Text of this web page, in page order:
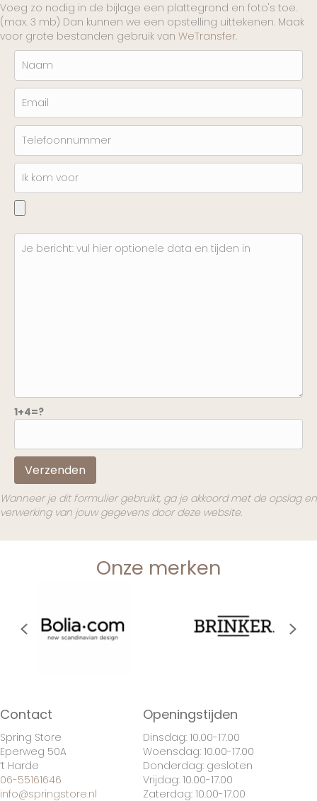
Voeg zo nodig in de bijlage een plattegrond en foto's toe.
(max. 3 mb) Dan kunnen we een opstelling uittekenen. Maak
voor grote bestanden gebruik van WeTransfer.
1+4=?
Wanneer je dit formulier gebruikt, ga je akkoord met de opslag en
verwerking van jouw gegevens door deze website.
Onze merken
Previous
Contact
Spring Store
Eperweg 50A
’t Harde
06-55161646
info@springstore.nl
Openingstijden
Dinsdag: 10.00-17.00
Woensdag: 10.00-17.00
Donderdag: gesloten
Vrijdag: 10.00-17.00
Zaterdag: 10.00-17.00